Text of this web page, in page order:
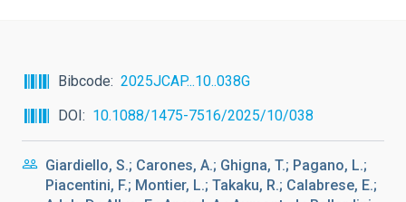
Bibcode
2025JCAP...10..038G
DOI
10.1088/1475-7516/2025/10/038
Giardiello, S.; Carones, A.; Ghigna, T.; Pagano, L.;
Piacentini, F.; Montier, L.; Takaku, R.; Calabrese, E.;